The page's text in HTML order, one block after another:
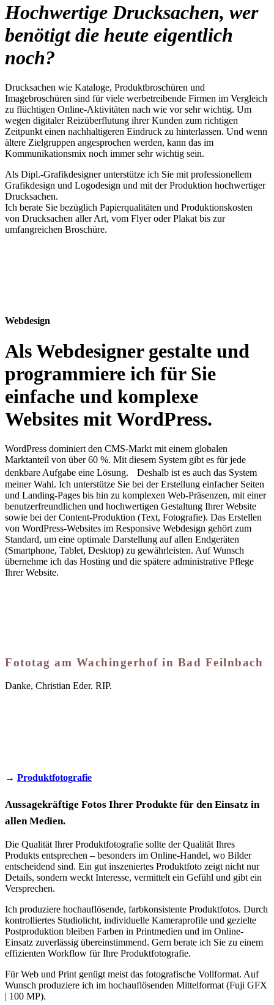
Hochwertige Drucksachen, wer
benötigt die heute eigentlich
noch?
Drucksachen wie Kataloge, Produktbroschüren und
Imagebroschüren sind für viele werbetreibende Firmen im Vergleich
zu flüchtigen Online-Aktivitäten nach wie vor sehr wichtig. Um
wegen digitaler Reizüberflutung ihrer Kunden zum richtigen
Zeitpunkt einen nachhaltigeren Eindruck zu hinterlassen. Und wenn
ältere Zielgruppen angesprochen werden, kann das im
Kommunikationsmix noch immer sehr wichtig sein.
Als Dipl.-Grafikdesigner unterstütze ich Sie mit professionellem
Grafikdesign und Logodesign und mit der Produktion hochwertiger
Drucksachen.
Ich berate Sie bezüglich Papierqualitäten und Produktionskosten
von Drucksachen aller Art, vom Flyer oder Plakat bis zur
umfangreichen Broschüre.
Webdesign
Als Webdesigner gestalte und
programmiere ich für Sie
einfache und komplexe
Websites mit WordPress.
WordPress dominiert den CMS-Markt mit einem globalen
Marktanteil von über 60 %. Mit diesem System gibt es für jede
denkbare Aufgabe eine Lösung. Deshalb ist es auch das System
meiner Wahl. Ich unterstütze Sie bei der Erstellung einfacher Seiten
und Landing-Pages bis hin zu komplexen Web-Präsenzen, mit einer
benutzerfreundlichen und hochwertigen Gestaltung Ihrer Website
sowie bei der Content-Produktion (Text, Fotografie). Das Erstellen
von WordPress-Websites im Responsive Webdesign gehört zum
Standard, um eine optimale Darstellung auf allen Endgeräten
(Smartphone, Tablet, Desktop) zu gewährleisten. Auf Wunsch
übernehme ich das Hosting und die spätere administrative Pflege
Ihrer Website.
Fototag am Wachingerhof in Bad Feilnbach
Danke, Christian Eder. RIP.
→ Produktfotografie
Aussagekräftige Fotos Ihrer Produkte für den Einsatz in
allen Medien.
Die Qualität Ihrer Produktfotografie sollte der Qualität Ihres
Produkts entsprechen – besonders im Online-Handel, wo Bilder
entscheidend sind. Ein gut inszeniertes Produktfoto zeigt nicht nur
Details, sondern weckt Interesse, vermittelt ein Gefühl und gibt ein
Versprechen.
Ich produziere hochauflösende, farbkonsistente Produktfotos. Durch
kontrolliertes Studiolicht, individuelle Kameraprofile und gezielte
Postproduktion bleiben Farben in Printmedien und im Online-
Einsatz zuverlässig übereinstimmend. Gern berate ich Sie zu einem
effizienten Workflow für Ihre Produktfotografie.
Für Web und Print genügt meist das fotografische Vollformat. Auf
Wunsch produziere ich im hochauflösenden Mittelformat (Fuji GFX
| 100 MP).